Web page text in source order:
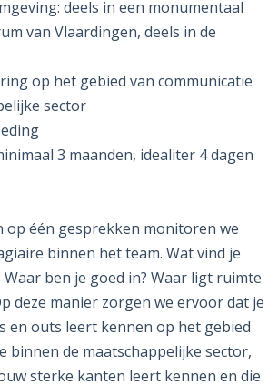
deels in een monumentaal
van Vlaardingen, deels in de
op het gebied van communicatie
sector
3 maanden, idealiter 4 dagen
op één gesprekken monitoren we
binnen het team. Wat vind je
Waar ben je goed in? Waar ligt ruimte
deze manier zorgen we ervoor dat je
en outs leert kennen op het gebied
binnen de maatschappelijke sector,
sterke kanten leert kennen en die